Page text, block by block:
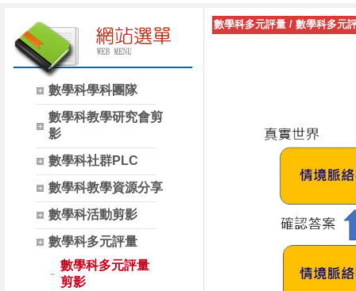
數學科學科團隊
數學科教學研究會剪
影
數學科社群PLC
數學科教學資源分享
數學科活動剪影
數學科多元評量
數學科多元評量
剪影
數學科多元評量 / 數學科多元